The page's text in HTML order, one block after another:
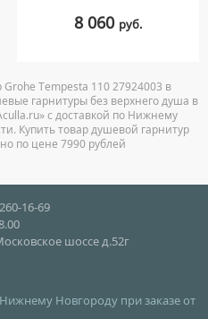
8 060 руб.
Tempesta 110 27924003 в
гарнитуры без верхнего душа в
с доставкой по Нижнему
Купить товар душевой гарнитур
по цене 7990 рублей
16-69
шоссе д.52г
Новгороду при заказе от